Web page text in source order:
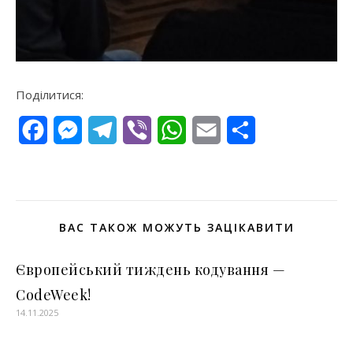
Поділитися:
FacebookMessengerTelegram
Viber WhatsApp
Email
ВАС ТАКОЖ МОЖУТЬ ЗАЦІКАВИТИ
Європейський тиждень кодування —
CodeWeek!
14.11.2025